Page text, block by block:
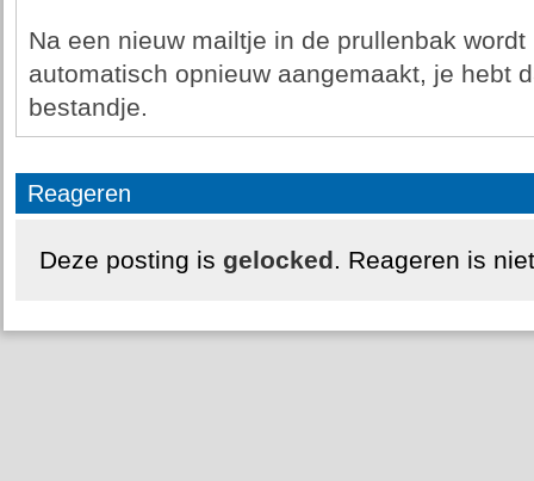
Na een nieuw mailtje in de prullenbak
automatisch opnieuw aangemaakt, je hebt
bestandje.
Reageren
Deze posting is gelocked. Reageren is